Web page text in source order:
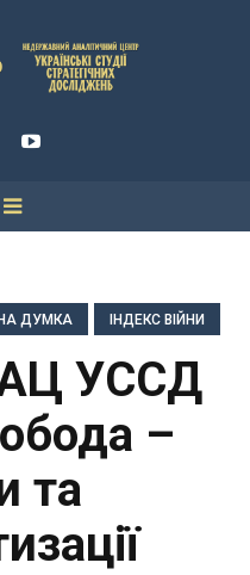
ДУМКА ІНДЕКС ВІЙНИ
УССД
–
та